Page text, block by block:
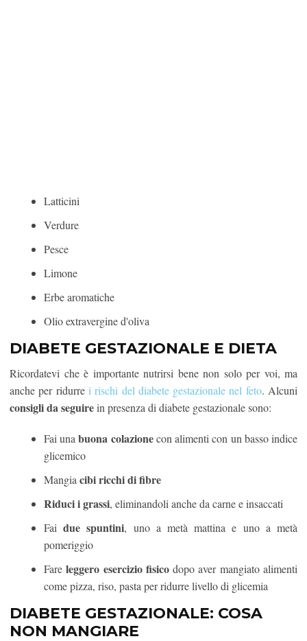
Latticini
Verdure
Pesce
Limone
Erbe aromatiche
Olio extravergine d'oliva
DIABETE GESTAZIONALE E DIETA
Ricordatevi che è importante nutrirsi bene non solo per voi, ma
anche per ridurre i rischi del diabete gestazionale nel feto. Alcuni
consigli da seguirein presenza di diabete gestazionale sono:
Fai unabuona colazionecon alimenti con un basso indice
glicemico
Mangia cibi ricchi di fibre
Riduci i grassi, eliminandoli anche da carne e insaccati
Faidue spuntini, uno a metà mattina e uno a metà
pomeriggio
Fareleggero esercizio fisicodopo aver mangiato alimenti
come pizza, riso, pasta per ridurre livello di glicemia
DIABETE GESTAZIONALE: COSA
NON MANGIARE